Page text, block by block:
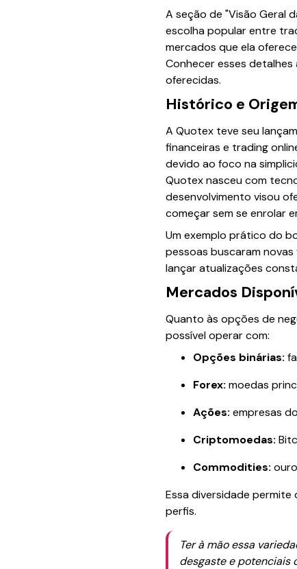
A seção de "Visão Geral
escolha popular entre
mercados que ela
Conhecer esses
oferecidas.
Histórico e
A Quotex teve seu
financeiras e trading
devido ao foco na
Quotex nasceu com
desenvolvimento visou
começar sem se enrolar
Um exemplo prático do
pessoas buscaram
lançar atualizações
Mercados
Quanto às opções de
possível operar com:
Opções binárias:
Forex: moedas
Ações: empresas
Criptomoedas:
Commodities:
Essa diversidade
perfis.
Ter à mão essa
desgaste e potenciais